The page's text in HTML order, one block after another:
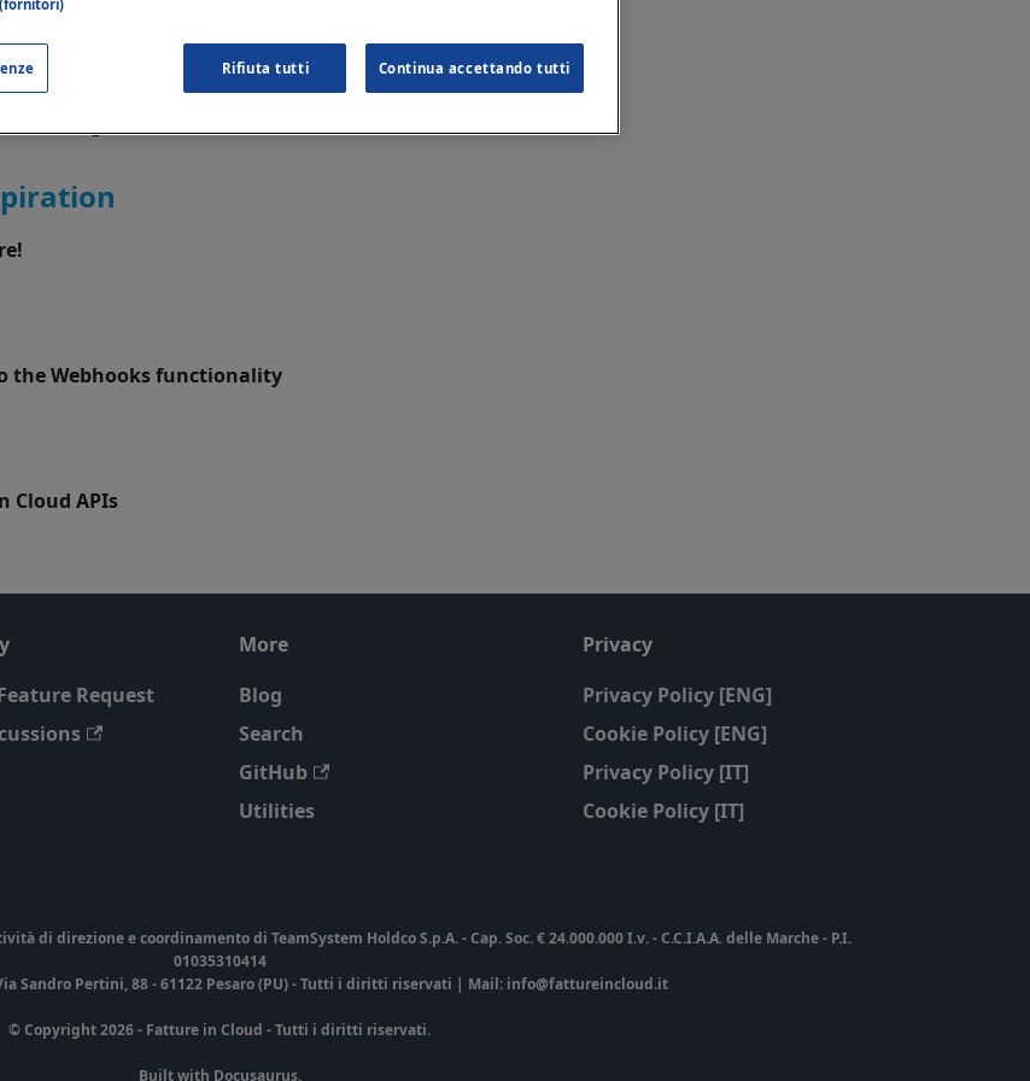
coming from our Webhooks
the Webhooks functionality
Cloud APIs
Request
More
Blog
Search
GitHub
Utilities
Privacy
Privacy Policy [ENG]
Cookie Policy [ENG]
Privacy Policy [IT]
Cookie Policy [IT]
di direzione e coordinamento di TeamSystem Holdco S.p.A. - Cap. Soc. € 24.000.000 I.v. - C.C.I.A.A. delle Marche - P.I.
01035310414
Sandro Pertini, 88 - 61122 Pesaro (PU) - Tutti i diritti riservati | Mail: info@fattureincloud.it
© Copyright 2026 - Fatture in Cloud - Tutti i diritti riservati.
Built with Docusaurus.
Rifiuta tutti Continua accettando tutti